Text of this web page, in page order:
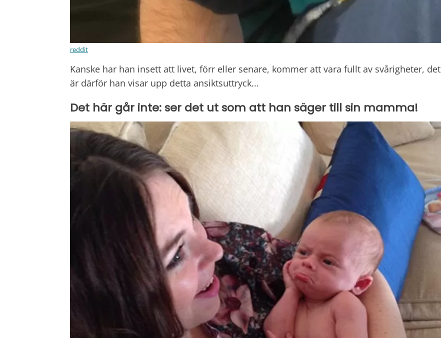
reddit
Kanske har han insett att livet, förr eller senare, kommer att vara fullt av svårigheter, det
är därför han visar upp detta ansiktsuttryck...
Det här går inte: ser det ut som att han säger till sin mamma!